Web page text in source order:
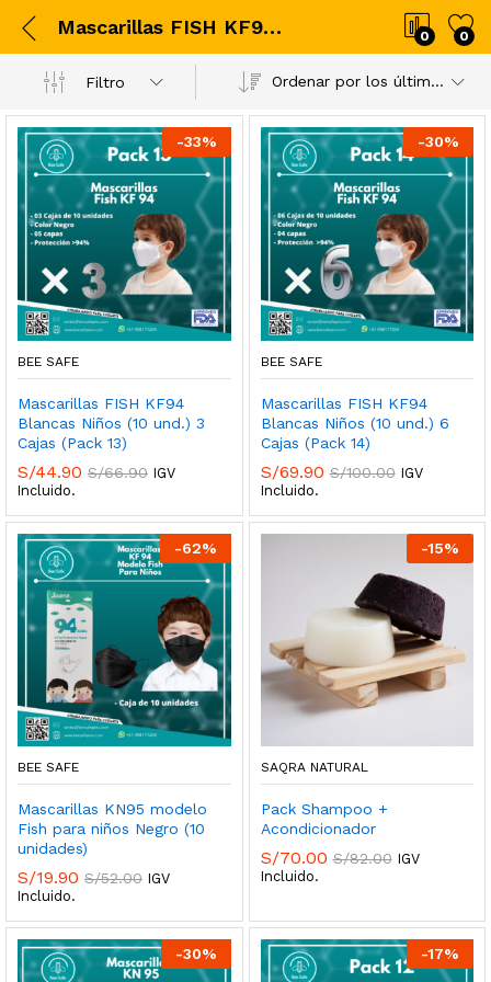
Mascarillas FISH KF94 Blancas Niños (10 und.) 3 Cajas (Pack 13) 0 0
Filtro Ordenar por los últimos
-33%
BEE SAFE
Mascarillas FISH KF94
Blancas Niños (10 und.) 3
Cajas (Pack 13)
S/44.90 S/66.90 IGV
Incluido.
-30%
BEE SAFE
Mascarillas FISH KF94
Blancas Niños (10 und.) 6
Cajas (Pack 14)
S/69.90 S/100.00 IGV
Incluido.
-62%
BEE SAFE
Mascarillas KN95 modelo
Fish para niños Negro (10
unidades)
S/19.90 S/52.00 IGV
Incluido.
-15%
SAQRA NATURAL
Pack Shampoo +
Acondicionador
S/70.00 S/82.00 IGV
Incluido.
-30% -17%